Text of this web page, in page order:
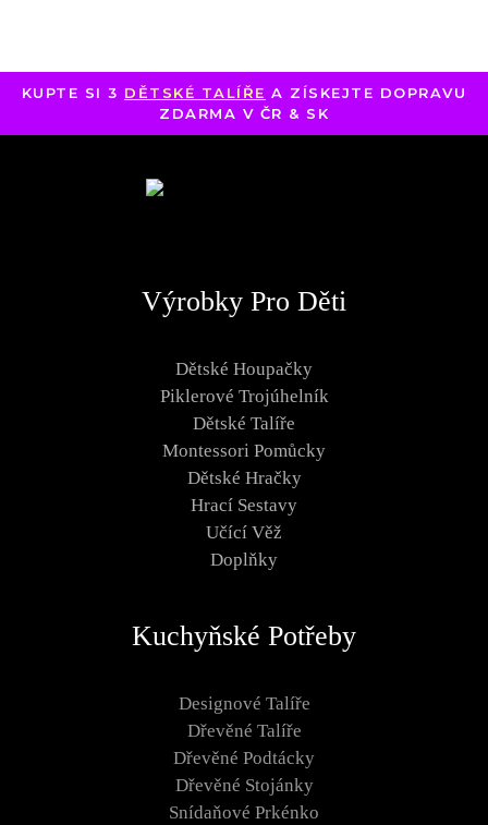
KUPTE SI 3 DĚTSKÉ TALÍŘE A ZÍSKEJTE DOPRAVU
ZDARMA V ČR & SK
Výrobky Pro Děti
Dětské Houpačky
Piklerové Trojúhelník
Dětské Talíře
Montessori Pomůcky
Dětské Hračky
Hrací Sestavy
Učící Věž
Doplňky
Kuchyňské Potřeby
Designové Talíře
Dřevěné Talíře
Dřevěné Podtácky
Dřevěné Stojánky
Snídaňové Prkénko